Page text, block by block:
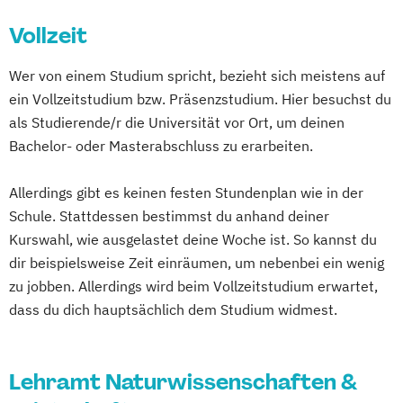
Italienisch (Lehramt)
Latein (Lehramt) Lehramt Primarstufe
Lehramt Primarstufe - Schwerpunkt
Inklusive Pädagogik
Lehramt Primarstufe - Schwerpunkt
Lehramt Primarstufe - Schwerpunkt
Religionspädagogik
Mathematik (Lehramt)
Musikerziehung (Lehramt)
Physik (Lehramt)
Russisch (Lehramt)
Spezialisierung Inklusive Pädagogik
Italienisch (Lehramt)
Latein (Lehramt) Lehramt Primarstufe
Lehramt Primarstufe
Lehramt Sekundarstufe Berufsbildung
(Ernährung)
(Information und Kommunikation)
Lehramt Sekundarstufe Berufsbildung
(Technik und Gewerbe)
Mathematik (Lehramt)
Mediengestaltung (Lehramt)
Psychologie und Philosophie (Lehramt)
Bau- und Umweltingenieurwissenschaften
Berufsorientierung/Lebenskunde (Lehramt)
Bewegung und Sport (Lehramt)
Biologie
Biologie und Umweltkunde (Lehramt)
Botanik Chemie Chemie (Lehramt)
Classica et Orientalia Deutsch (Lehramt)
Education Englisch (Lehramt)
Environmental Management of Mountain
Ernährung und Haushalt (Lehramt)
Vollzeit
Wer von einem Studium spricht, bezieht sich meistens auf
ein Vollzeitstudium bzw. Präsenzstudium. Hier besuchst du
als Studierende/r die Universität vor Ort, um deinen
Bachelor- oder Masterabschluss zu erarbeiten.
Allerdings gibt es keinen festen Stundenplan wie in der
Schule. Stattdessen bestimmst du anhand deiner
Kurswahl, wie ausgelastet deine Woche ist. So kannst du
dir beispielsweise Zeit einräumen, um nebenbei ein wenig
zu jobben. Allerdings wird beim Vollzeitstudium erwartet,
dass du dich hauptsächlich dem Studium widmest.
Lehramt Naturwissenschaften &